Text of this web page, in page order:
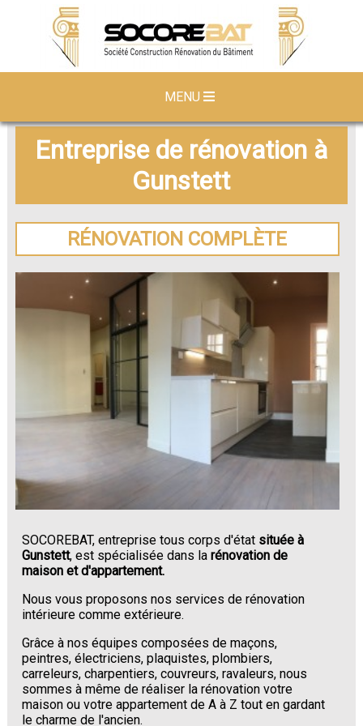
MENU
Entreprise de rénovation à
Gunstett
RÉNOVATION COMPLÈTE
SOCOREBAT, entreprise tous corps d'état située à
Gunstett, est spécialisée dans larénovation de
maison et d'appartement.
Nous vous proposons nos services de rénovation
intérieure comme extérieure.
Grâce à nos équipes composées de maçons,
peintres, électriciens, plaquistes, plombiers,
carreleurs, charpentiers, couvreurs, ravaleurs, nous
sommes à même de réaliser la rénovation votre
maison ou votre appartement de A à Z tout en gardant
le charme de l'ancien.